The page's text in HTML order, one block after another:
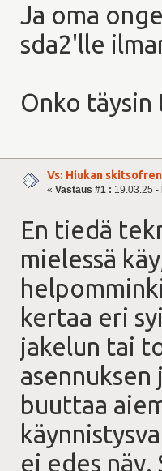
Ja oma
sda2'lle
Onko
Vs: Hiukan
« Vastaus #1 : 19.03.25 -
En tiedä
mielessä
kertaa eri
jakelun tai
buuttaa
ei edes